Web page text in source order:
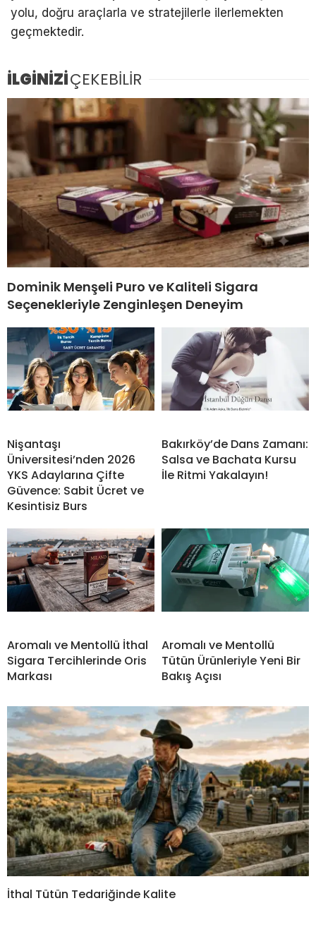
yolu, doğru araçlarla ve stratejilerle ilerlemekten
geçmektedir.
İLGİNİZİÇEKEBİLİR
Dominik Menşeli Puro ve Kaliteli Sigara
Seçenekleriyle Zenginleşen Deneyim
Nişantaşı
Üniversitesi’nden 2026
YKS Adaylarına Çifte
Güvence: Sabit Ücret ve
Kesintisiz Burs
Bakırköy’de Dans Zamanı:
Salsa ve Bachata Kursu
İle Ritmi Yakalayın!
Aromalı ve Mentollü İthal
Sigara Tercihlerinde Oris
Markası
Aromalı ve Mentollü
Tütün Ürünleriyle Yeni Bir
Bakış Açısı
İthal Tütün Tedariğinde Kalite